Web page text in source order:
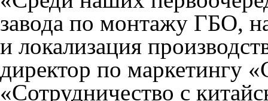
завода по монтажу ГБО,
и локализация
директор по маркетингу
«Сотрудничество с